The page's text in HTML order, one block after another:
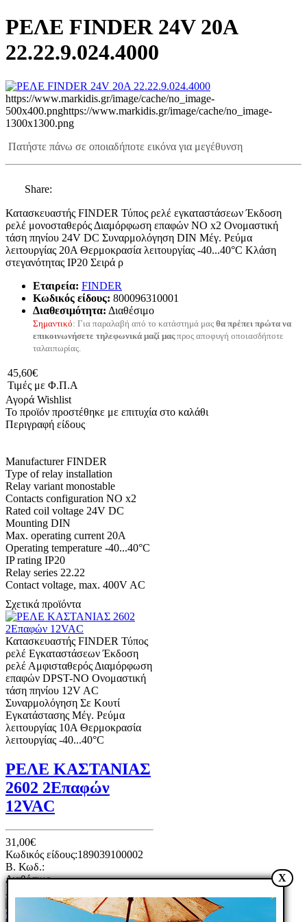
ΡΕΛΕ FINDER 24V 20A
22.22.9.024.4000
https://www.markidis.gr/image/cache/no_image-
500x400.pnghttps://www.markidis.gr/image/cache/no_image-
1300x1300.png
Πατήστε πάνω σε οποιαδήποτε εικόνα για μεγέθυνση
Share:
Κατασκευαστής FINDER Τύπος ρελέ εγκαταστάσεων Έκδοση
ρελέ μονοσταθερός Διαμόρφωση επαφών NO x2 Ονομαστική
τάση πηνίου 24V DC Συναρμολόγηση DIN Μέγ. Ρεύμα
λειτουργίας 20A Θερμοκρασία λειτουργίας -40...40°C Κλάση
στεγανότητας IP20 Σειρά ρ
Εταιρεία: FINDER
Κωδικός είδους: 800096310001
Διαθεσιμότητα: Διαθέσιμο
Σημαντικό: Για παραλαβή από το κατάστημά μας θα πρέπει πρώτα να
επικοινωνήσετε τηλεφωνικά μαζί μαςπρος αποφυγή οποιασδήποτε
ταλαιπωρίας.
45,60€
Τιμές με Φ.Π.Α
Αγορά Wishlist
Το προϊόν προστέθηκε με επιτυχία στο καλάθι
Περιγραφή είδους
Manufacturer FINDER
Type of relay installation
Relay variant monostable
Contacts configuration NO x2
Rated coil voltage 24V DC
Mounting DIN
Max. operating current 20A
Operating temperature -40...40°C
IP rating IP20
Relay series 22.22
Contact voltage, max. 400V AC
Σχετικά προϊόντα
Κατασκευαστής FINDER Τύπος
ρελέ Εγκαταστάσεων Έκδοση
ρελέ Αμφισταθερός Διαμόρφωση
επαφών DPST-NO Ονομαστική
τάση πηνίου 12V AC
Συναρμολόγηση Σε Κουτί
Εγκατάστασης Μέγ. Ρεύμα
λειτουργίας 10A Θερμοκρασία
λειτουργίας -40...40°C
ΡΕΛΕ ΚΑΣΤΑΝΙΑΣ
2602 2Επαφών
12VAC
31,00€
Κωδικός είδους:189039100002
B. Κωδ.:
Διαθέσιμο
Αγορά
X